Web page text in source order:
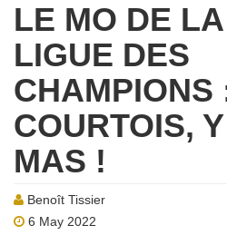
LE MO DE
LIGUE DES
CHAMPIONS
COURTOIS,
MAS !
Benoît Tissier
6 May 2022